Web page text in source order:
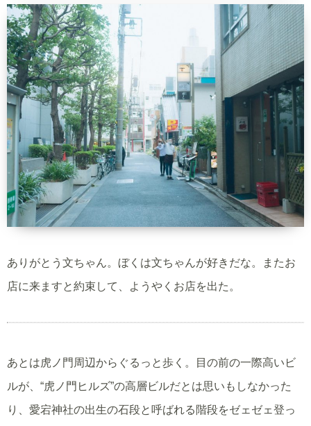
ありがとう文ちゃん。ぼくは文ちゃんが好きだな。またお
店に来ますと約束して、ようやくお店を出た。
あとは虎ノ門周辺からぐるっと歩く。目の前の一際高いビ
ルが、“虎ノ門ヒルズ”の高層ビルだとは思いもしなかった
り、愛宕神社の出生の石段と呼ばれる階段をゼェゼェ登っ